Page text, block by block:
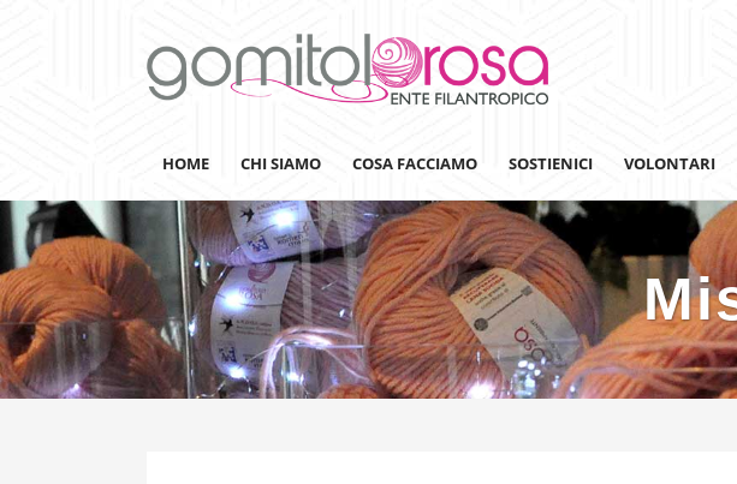
HOME CHI SIAMO COSA FACCIAMO
Lanaterapia
Ricerca
Sensibilizzazione
SOSTIENICI
Adotta un Ospedale
Team Building
VOLONTARI